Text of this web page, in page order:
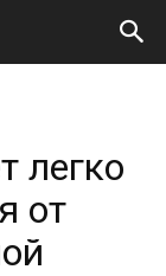
легко
от